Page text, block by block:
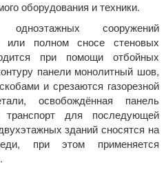
оборудования и техники.
одноэтажных сооружений
или полном сносе стеновых
при помощи отбойных
панели монолитный шов,
и срезаются газорезной
освобождённая панель
для последующей
зданий сносятся на
при этом применяется